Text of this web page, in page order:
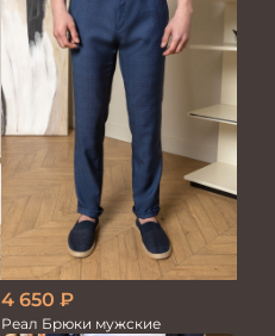
4 650 ₽
Реал Брюки мужские